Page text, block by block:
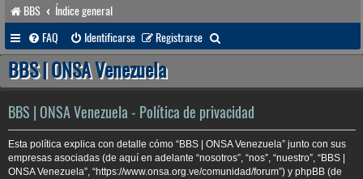
BBS
Índice general
FAQ
Identificarse Registrarse
u
a
r
BBS | ONSA Venezuela
BBS | ONSA Venezuela - Política de privacidad
Esta política explica con detalle cómo “BBS | ONSA Venezuela” junto con sus
empresas asociadas (de aquí en adelante “nosotros”, “nos”, “nuestro”, “BBS |
ONSA Venezuela”, “https://www.onsa.org.ve/comunidad/forum”) y phpBB (de